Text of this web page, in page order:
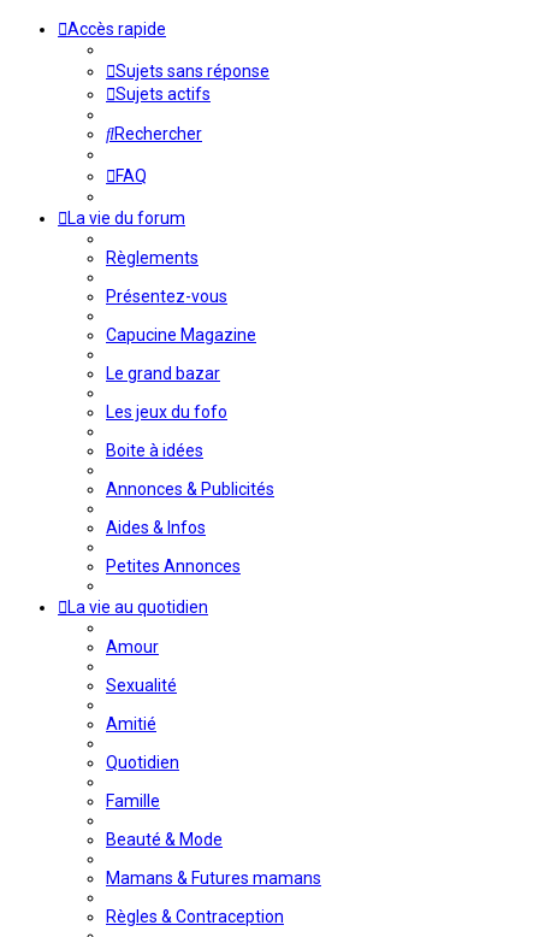
Accès rapide
Sujets sans réponse
Sujets actifs
Rechercher
FAQ
La vie du forum
Règlements
Présentez-vous
Capucine Magazine
Le grand bazar
Les jeux du fofo
Boite à idées
Annonces & Publicités
Aides & Infos
Petites Annonces
La vie au quotidien
Amour
Sexualité
Amitié
Quotidien
Famille
Beauté & Mode
Mamans & Futures mamans
Règles & Contraception